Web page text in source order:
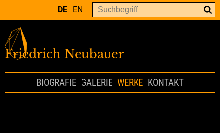
DE EN
Friedrich Neubauer
BIOGRAFIE GALERIE WERKE KONTAKT